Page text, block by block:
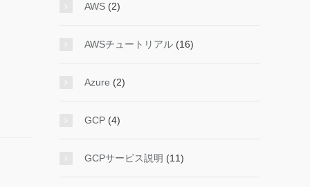
AWS (2)
AWSチュートリアル (16)
Azure (2)
GCP (4)
GCPサービス説明 (11)